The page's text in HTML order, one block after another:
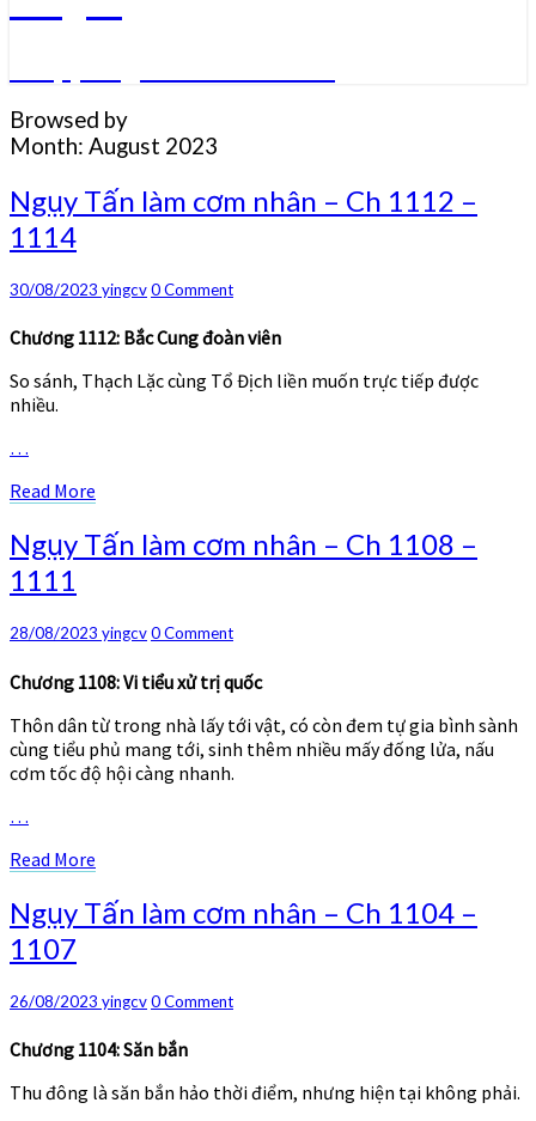
Browsed by
Month: August 2023
Ngụy
Tấn
làm
nhân
Ch
–
1114
Ngụy Tấn làm cơm nhân – Ch 1112 –
1114
30/08/2023 yingcvComments
0 Comment
Chương 1112: Bắc Cung đoàn viên
So sánh, Thạch Lặc cùng Tổ Địch liền muốn trực tiếp được
nhiều.
…
Read More
Ngụy
Tấn
làm
nhân
Ch
–
1111
Ngụy Tấn làm cơm nhân – Ch 1108 –
1111
28/08/2023 yingcvComments
0 Comment
Chương 1108: Vi tiểu xử trị quốc
Thôn dân từ trong nhà lấy tới vật, có còn đem tự gia bình sành
cùng tiểu phủ mang tới, sinh thêm nhiều mấy đống lửa, nấu
cơm tốc độ hội càng nhanh.
…
Read More
Ngụy
Tấn
làm
nhân
Ch
–
Ngụy Tấn làm cơm nhân – Ch 1104 –
1107
26/08/2023 yingcvComments
0 Comment
Chương 1104: Săn bắn
Thu đông là săn bắn hảo thời điểm, nhưng hiện tại không phải.